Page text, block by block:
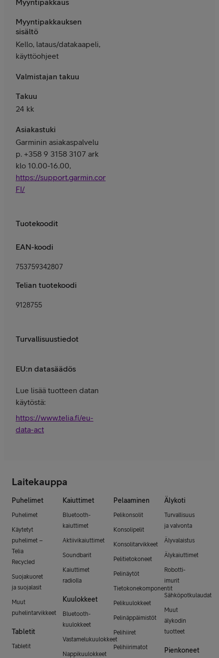
Myyntipakkauksen
sisältö
Kello, lataus/datakaapeli,
käyttöohjeet
Valmistajan takuu
Takuu
24 kk
Asiakastuki
Garminin asiakaspalvelu
p. +358 9 3158 3107 ark
klo 10.00-16.00,
https://support.garmin.com/fi-
FI/
Tuotekoodit
EAN-koodi
753759342807
Telian tuotekoodi
9128755
Turvallisuustiedot
EU:n datasäädös
Lue lisää tuotteen datan
käytöstä:
https://www.telia.fi/eu-
data-act
Laitekauppa
Puhelimet
Puhelimet
Käytetyt
puhelimet –
Telia
Recycled
Suojakuoret
ja suojalasit
Muut
puhelintarvikkeet
Tabletit
Tabletit
Kaiuttimet
Bluetooth-
kaiuttimet
Aktiivikaiuttimet
Soundbarit
Kaiuttimet
radiolla
Kuulokkeet
Bluetooth-
kuulokkeet
Vastamelukuulokkeet
Nappikuulokkeet
Pelaaminen
Pelikonsolit
Konsolipelit
Konsolitarvikkeet
Pelitietokoneet
Pelinäytöt
Tietokonekomponentit
Pelikuulokkeet
Pelinäppäimistöt
Pelihiiret
Pelihiirimatot
Älykoti
Turvallisuus
ja valvonta
Älyvalaistus
Älykaiuttimet
Robotti-
imurit
Sähköpotkulaudat
Muut
älykodin
tuotteet
Pienkoneet